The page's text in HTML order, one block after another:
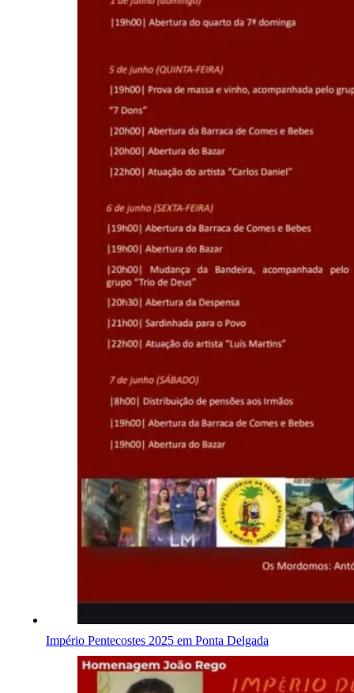
Império Pentecostes 2025 em Ponta Delgada